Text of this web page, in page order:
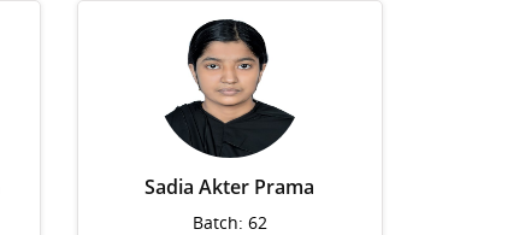
Sadia Akter Prama
Batch: 62